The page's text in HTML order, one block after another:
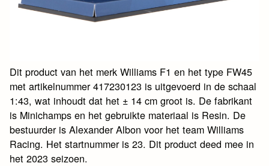
Dit product van het merk Williams F1 en het type FW45
met artikelnummer 417230123 is uitgevoerd in de schaal
1:43, wat inhoudt dat het ± 14 cm groot is. De fabrikant
is Minichamps en het gebruikte materiaal is Resin. De
bestuurder is Alexander Albon voor het team Williams
Racing. Het startnummer is 23. Dit product deed mee in
het 2023 seizoen.